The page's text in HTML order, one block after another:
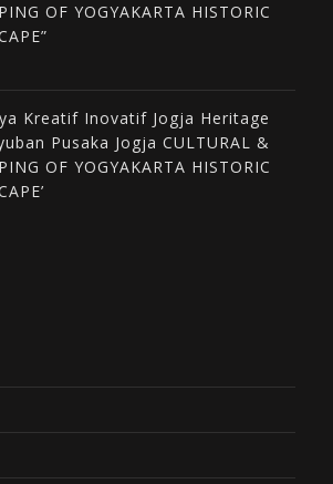
OF YOGYAKARTA HISTORIC
Kreatif Inovatif Jogja Heritage
Pusaka Jogja CULTURAL &
OF YOGYAKARTA HISTORIC